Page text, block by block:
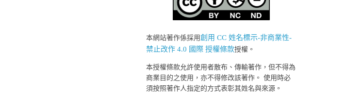
本網站著作係採用創用 CC 姓名標示-非商業性-
禁止改作 4.0 國際 授權條款授權。
本授權條款允許使用者散布、傳輸著作，但不得為
商業目的之使用，亦不得修改該著作。 使用時必
須按照著作人指定的方式表彰其姓名與來源。